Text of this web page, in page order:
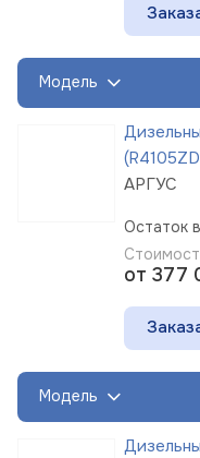
Модель
АРГУС
Остаток
от 377
Модель